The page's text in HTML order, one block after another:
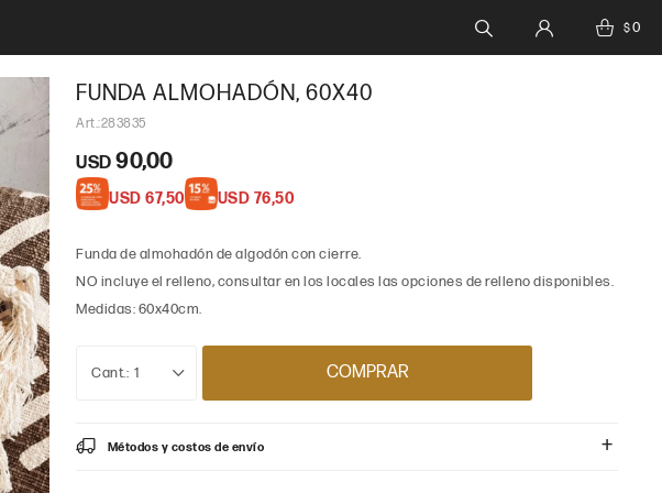
$0
FUNDA ALMOHADÓN, 60X40
283835
USD 90,00
USD 67,50 USD 76,50
Funda de almohadón de algodón con cierre.
NO incluye el relleno, consultar en los locales las opciones de relleno disponibles.
Medidas: 60x40cm.
1 COMPRAR
Métodos y costos de envío